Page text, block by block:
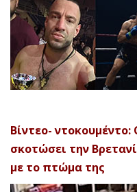
Βίντεο-
σκοτώσει την
με το πτώμα της